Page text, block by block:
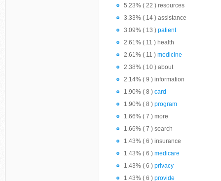
5.23% ( 22 ) resources
3.33% ( 14 ) assistance
3.09% ( 13 ) patient
2.61% ( 11 ) health
2.61% ( 11 ) medicine
2.38% ( 10 ) about
2.14% ( 9 ) information
1.90% ( 8 ) card
1.90% ( 8 ) program
1.66% ( 7 ) more
1.66% ( 7 ) search
1.43% ( 6 ) insurance
1.43% ( 6 ) medicare
1.43% ( 6 ) privacy
1.43% ( 6 ) provide